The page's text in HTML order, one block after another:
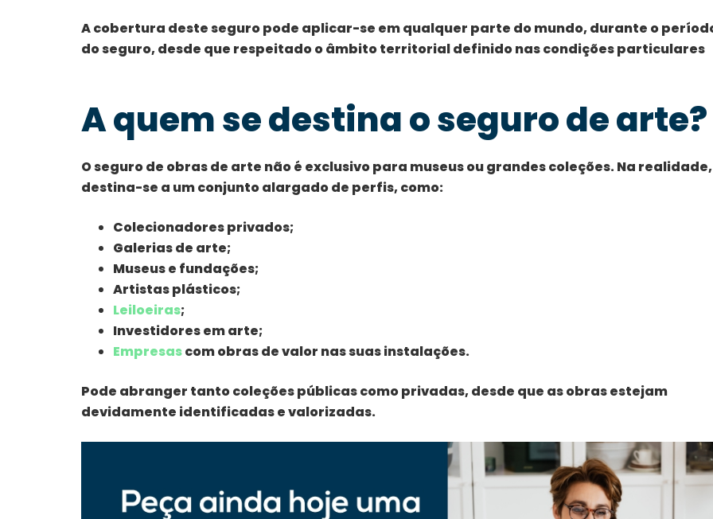
A cobertura deste seguro pode aplicar-se em qualquer parte do mundo, durante o
do seguro, desde que respeitado o âmbito territorial definido nas condições particulares
A quem se destina o seguro de arte?
O seguro de obras de arte não é exclusivo para museus ou grandes coleções. Na realidade,
destina-se a um conjunto alargado de perfis, como:
Colecionadores privados;
Galerias de arte;
Museus e fundações;
Artistas plásticos;
Leiloeiras;
Investidores em arte;
Empresascom obras de valor nas suas instalações.
Pode abranger tanto coleções públicas como privadas, desde que as obras estejam
devidamente identificadas e valorizadas.